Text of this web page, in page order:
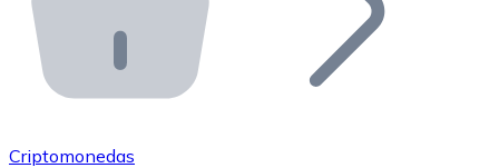
Bitnovo API
Integra nuestra API en tu ecosistema.
Únete a nuestra red de distribuidores.
Criptomonedas